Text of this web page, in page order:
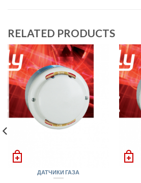
RELATED PRODUCTS
ДАТЧИКИ ГАЗА